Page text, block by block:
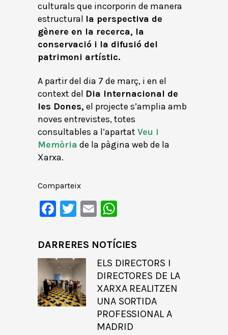
culturals que incorporin de manera
estructural la perspectiva de
gènere en la recerca, la
conservació i la difusió del
patrimoni artístic.
A partir del dia 7 de març, i en el
context del Dia Internacional de
les Dones, el projecte s’amplia amb
noves entrevistes, totes
consultables a l’apartat Veu i
Memòria de la pàgina web de la
Xarxa.
Comparteix
Facebook
Twitter
Email
DARRERES NOTÍCIES
ELS DIRECTORS I
DIRECTORES DE LA
XARXA REALITZEN
UNA SORTIDA
PROFESSIONAL A
MADRID